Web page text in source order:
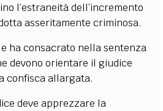
l’estraneità dell’incremento
asseritamente criminosa.
ha consacrato nella sentenza
devono orientare il giudice
confisca allargata.
deve apprezzare la